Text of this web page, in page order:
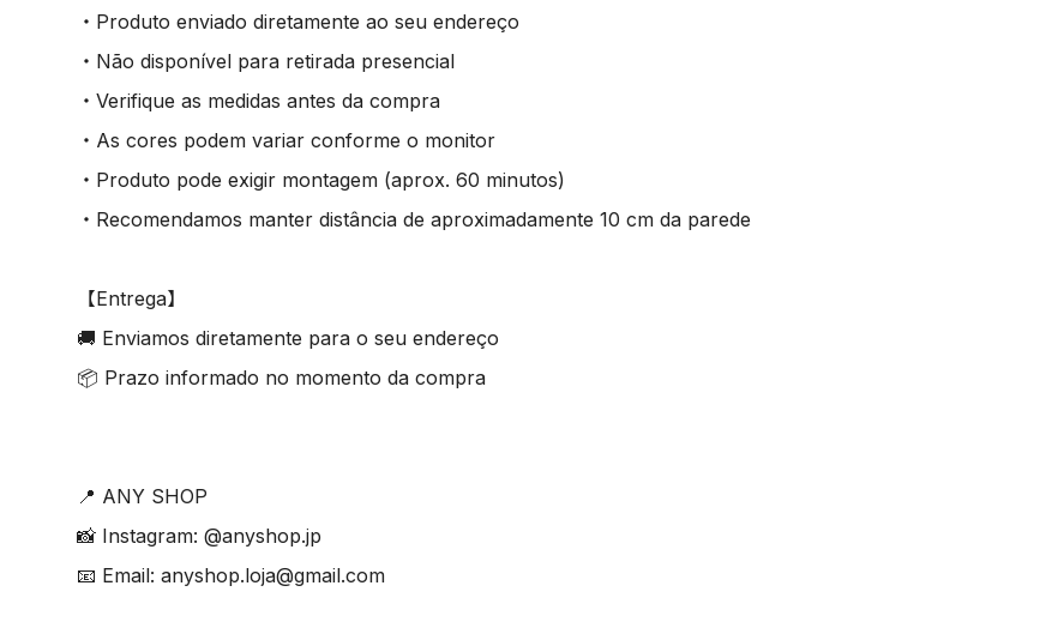
・Produto enviado diretamente ao seu endereço
・Não disponível para retirada presencial
・Verifique as medidas antes da compra
・As cores podem variar conforme o monitor
・Produto pode exigir montagem (aprox. 60 minutos)
・Recomendamos manter distância de aproximadamente 10 cm da parede
【Entrega】
🚚 Enviamos diretamente para o seu endereço
📦 Prazo informado no momento da compra
📍 ANY SHOP
📸 Instagram: @anyshop.jp
📧 Email: anyshop.loja@gmail.com